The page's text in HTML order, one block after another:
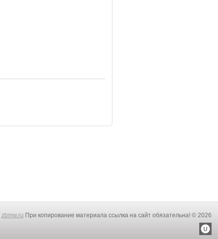
zbmw.ru При копирование материала ссылка на сайт обязательна! © 2026